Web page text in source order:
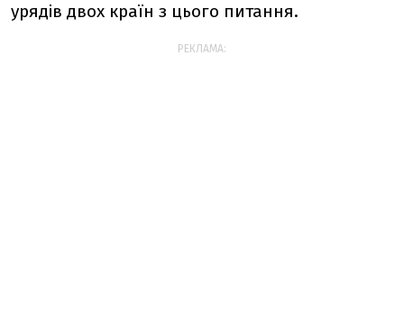
урядів двох країн з цього питання.
РЕКЛАМА: